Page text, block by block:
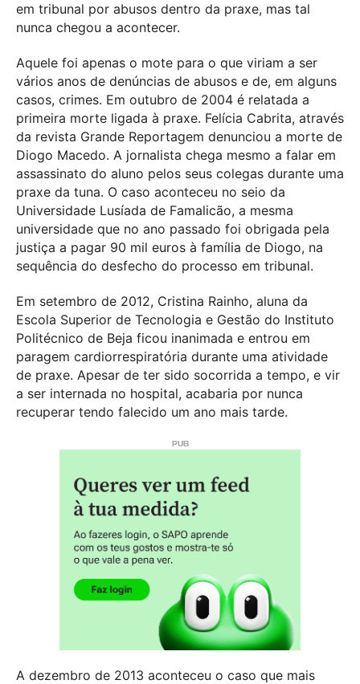
em tribunal por abusos dentro da praxe, mas tal
nunca chegou a acontecer.
Aquele foi apenas o mote para o que viriam a ser
vários anos de denúncias de abusos e de, em alguns
casos, crimes. Em outubro de 2004 é relatada a
primeira morte ligada à praxe. Felícia Cabrita, através
da revista Grande Reportagem denunciou a morte de
Diogo Macedo. A jornalista chega mesmo a falar em
assassinato do aluno pelos seus colegas durante uma
praxe da tuna. O caso aconteceu no seio da
Universidade Lusíada de Famalicão, a mesma
universidade que no ano passado foi obrigada pela
justiça a pagar 90 mil euros à família de Diogo, na
sequência do desfecho do processo em tribunal.
Em setembro de 2012, Cristina Rainho, aluna da
Escola Superior de Tecnologia e Gestão do Instituto
Politécnico de Beja ficou inanimada e entrou em
paragem cardiorrespiratória durante uma atividade
de praxe. Apesar de ter sido socorrida a tempo, e vir
a ser internada no hospital, acabaria por nunca
recuperar tendo falecido um ano mais tarde.
A dezembro de 2013 aconteceu o caso que mais